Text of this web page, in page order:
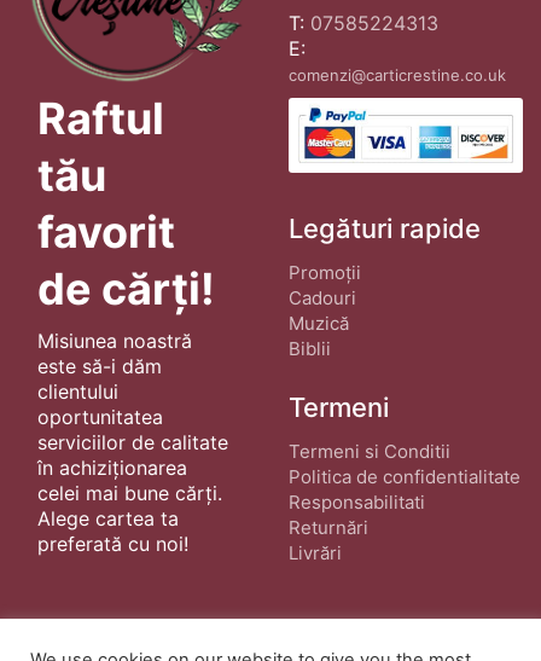
Raftul
tău
favorit
de cărți!
Misiunea noastră
este să-i dăm
clientului
oportunitatea
serviciilor de calitate
în achiziționarea
celei mai bune cărți.
Alege cartea ta
preferată cu noi!
T: 07585224313
E:
comenzi@carticrestine.co.uk
Legături rapide
Promoții
Cadouri
Muzică
Biblii
Termeni
Termeni si Conditii
Politica de confidentialitate
Responsabilitati
Returnări
Livrări